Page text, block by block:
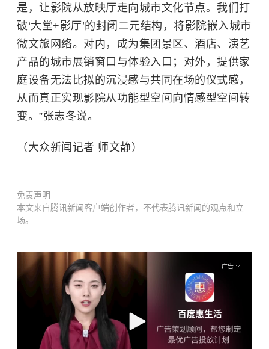
是，让影院从放映厅走向城市文化节点。我们打
破‘大堂+影厅’的封闭二元结构，将影院嵌入城市
微文旅网络。对内，成为集团景区、酒店、演艺
产品的城市展销窗口与体验入口；对外，提供家
庭设备无法比拟的沉浸感与共同在场的仪式感，
从而真正实现影院从功能型空间向情感型空间转
变。”张志冬说。
（大众新闻记者 师文静）
免责声明
本文来自腾讯新闻客户端创作者，不代表腾讯新闻的观点和立
场。
广告